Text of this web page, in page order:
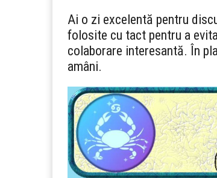
Ai o zi excelentă pentru
folosite cu tact pentru a
colaborare interesantă. În
amâni.